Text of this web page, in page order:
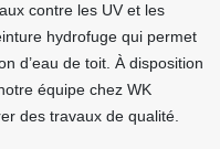
contre les UV et les
hydrofuge qui permet
d’eau de toit. À disposition
équipe chez WK
des travaux de qualité.